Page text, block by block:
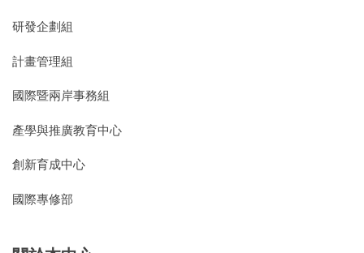
研發企劃組
計畫管理組
國際暨兩岸事務組
產學與推廣教育中心
創新育成中心
國際專修部